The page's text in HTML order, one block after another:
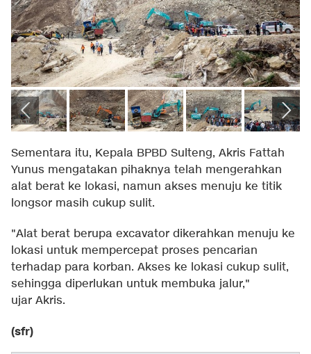
Sementara itu, Kepala BPBD Sulteng, Akris Fattah
Yunus mengatakan pihaknya telah mengerahkan
alat berat ke lokasi, namun akses menuju ke titik
longsor masih cukup sulit.
"Alat berat berupa excavator dikerahkan menuju ke
lokasi untuk mempercepat proses pencarian
terhadap para korban. Akses ke lokasi cukup sulit,
sehingga diperlukan untuk membuka jalur,"
ujar Akris.
(sfr)